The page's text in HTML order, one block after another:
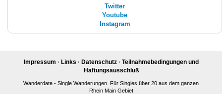
Twitter
Youtube
Instagram
Impressum · Links · Datenschutz· Teilnahmebedingungen und
Haftungsausschluß
Wanderdate - Single Wanderungen. Für Singles über 20 aus dem ganzen
Rhein Main Gebiet